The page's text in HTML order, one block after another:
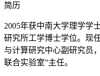
简历
2005年获中南大学理学学
研究所工学博士学位。现
与计算研究中心副研究员
联合实验室”主任。